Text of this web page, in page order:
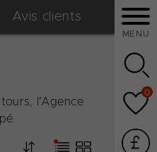
MENU
0
Avis clients
l'Agence